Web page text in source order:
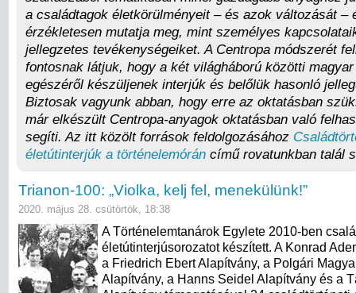
a családtagok életkörülményeit – és azok változását –
érzékletesen mutatja meg, mint személyes
jellegzetes tevékenységeiket. A Centropa módszerét
fontosnak látjuk, hogy a két világháború közötti
egészéről készüljenek interjúk és belőlük hasonló
Biztosak vagyunk abban, hogy erre az oktatásban
már elkészült Centropa-anyagok oktatásban való
segíti. Az itt közölt források feldolgozásához
életútinterjúk a történelemórán című rovatunkban talál
Trianon-100: „Violka, kelj fel, menekülünk!”
2020. május 28. csütörtök, 18:38
A Történelemtanárok Egylete 2010-ben
életútinterjúsorozatot készített. A Konrad
a Friedrich Ebert Alapítvány, a Polgári
Alapítvány, a Hanns Seidel Alapítvány és a